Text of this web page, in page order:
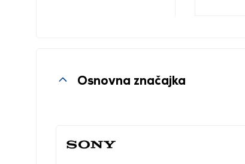
Osnovna značajka